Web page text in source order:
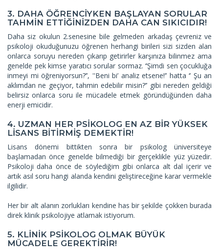
3. DAHA ÖĞRENCİYKEN BAŞLAYAN SORULAR
TAHMİN ETTİĞİNİZDEN DAHA CAN SIKICIDIR!
Daha siz okulun 2.senesine bile gelmeden arkadaş çevreniz ve
psikoloji okuduğunuzu öğrenen herhangi birileri sizi sizden alan
onlarca soruyu nereden çıkarıp getirirler karşınıza bilinmez ama
genelde pek kimse yaratıcı sorular sormaz. ‘’Şimdi sen çocukluğa
inmeyi mi öğreniyorsun?’’, ''Beni bi’ analiz etsene!’’ hatta ‘’ Şu an
aklımdan ne geçiyor, tahmin edebilir misin?’’ gibi nereden geldiği
belirsiz onlarca soru ile mücadele etmek göründüğünden daha
enerji emicidir.
4. UZMAN HER PSİKOLOG EN AZ BİR YÜKSEK
LİSANS BİTİRMİŞ DEMEKTİR!
Lisans dönemi bittikten sonra bir psikolog üniversiteye
başlamadan önce genelde bilmediği bir gerçeklikle yüz yüzedir.
Psikoloji daha önce de söylediğim gibi onlarca alt dal içerir ve
artık asıl soru hangi alanda kendini geliştireceğine karar vermekle
ilgilidir.
Her bir alt alanın zorlukları kendine has bir şekilde çokken burada
direk klinik psikolojiye atlamak istiyorum.
5. KLİNİK PSİKOLOG OLMAK BÜYÜK
MÜCADELE GEREKTİRİR!